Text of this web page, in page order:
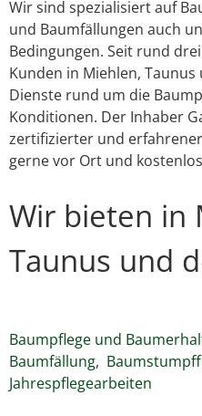
Wir sind spezialisiert auf
und Baumfällungen auch
Bedingungen. Seit rund
Kunden in Miehlen,
Dienste rund um die
Konditionen. Der Inhaber
zertifizierter und
gerne vor Ort und
Wir bieten in
Taunus und
Baumpflege und
Baumfällung,
Jahrespflegearbeiten